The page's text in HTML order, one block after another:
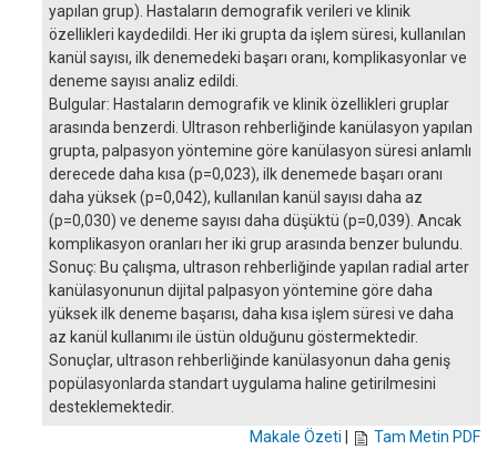
yapılan grup). Hastaların demografik verileri ve klinik
özellikleri kaydedildi. Her iki grupta da işlem süresi, kullanılan
kanül sayısı, ilk denemedeki başarı oranı, komplikasyonlar ve
deneme sayısı analiz edildi.
Bulgular: Hastaların demografik ve klinik özellikleri gruplar
arasında benzerdi. Ultrason rehberliğinde kanülasyon yapılan
grupta, palpasyon yöntemine göre kanülasyon süresi anlamlı
derecede daha kısa (p=0,023), ilk denemede başarı oranı
daha yüksek (p=0,042), kullanılan kanül sayısı daha az
(p=0,030) ve deneme sayısı daha düşüktü (p=0,039). Ancak
komplikasyon oranları her iki grup arasında benzer bulundu.
Sonuç: Bu çalışma, ultrason rehberliğinde yapılan radial arter
kanülasyonunun dijital palpasyon yöntemine göre daha
yüksek ilk deneme başarısı, daha kısa işlem süresi ve daha
az kanül kullanımı ile üstün olduğunu göstermektedir.
Sonuçlar, ultrason rehberliğinde kanülasyonun daha geniş
popülasyonlarda standart uygulama haline getirilmesini
desteklemektedir.
Makale Özeti
Tam Metin PDF